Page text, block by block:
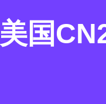
美国